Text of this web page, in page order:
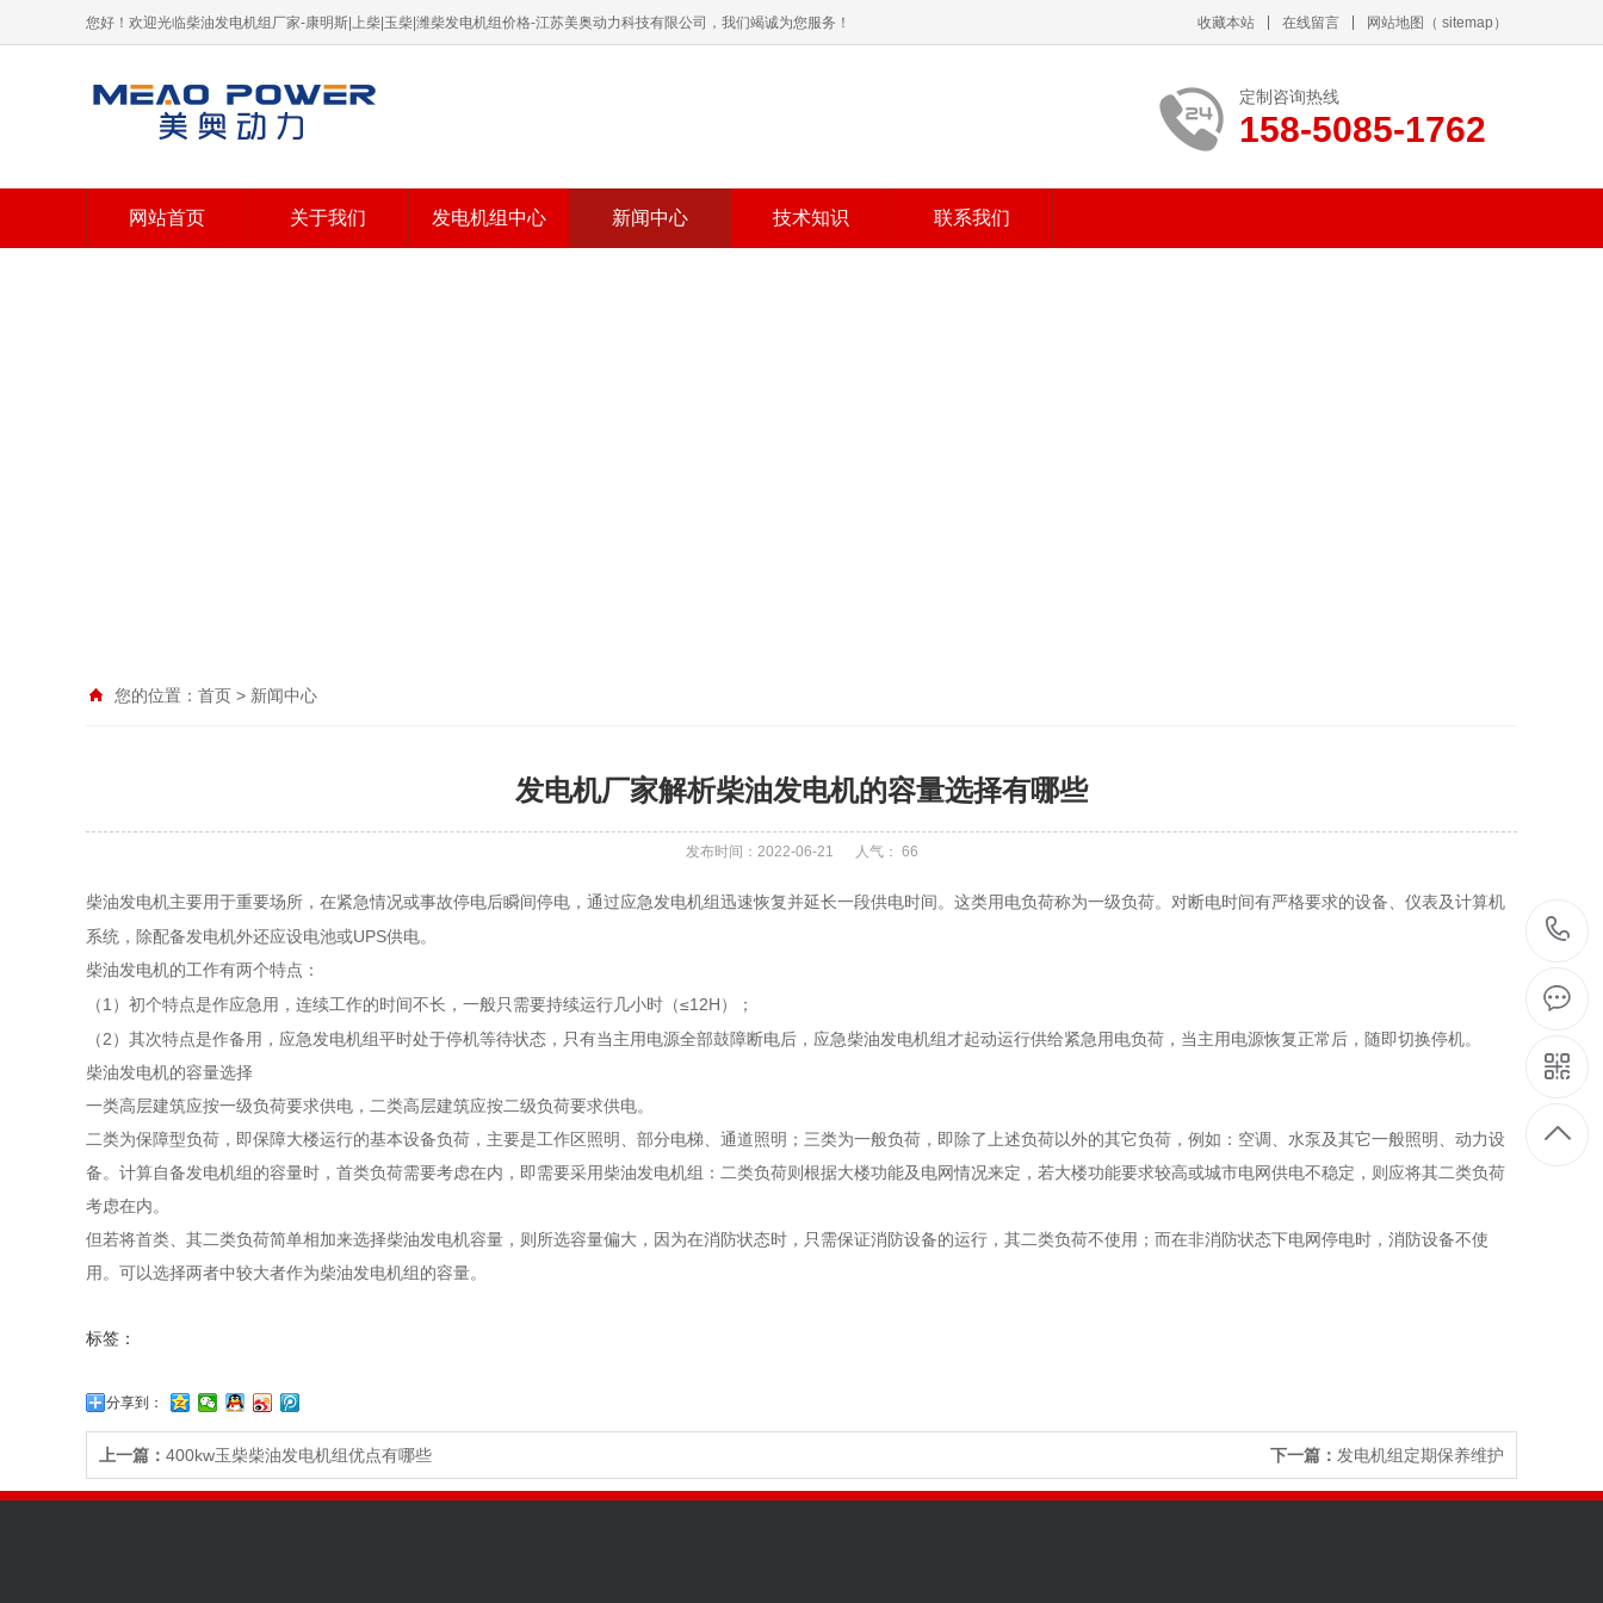
您好！欢迎光临柴油发电机组厂家-康明斯|上柴|玉柴|潍柴发电机组价格-江苏美奥动力科技有限公司，我们竭诚为您服务！ 收藏本站 在线留言 网站地图 （ sitemap ）
定制咨询热线
158-5085-1762
网站首页 关于我们 发电机组中心 新闻中心 技术知识 联系我们
您的位置： 首页 > 新闻中心
发电机厂家解析柴油发电机的容量选择有哪些
发布时间：2022-06-21 人气： 66
柴油发电机主要用于重要场所，在紧急情况或事故停电后瞬间停电，通过应急发电机组迅速恢复并延长一段供电时间。这类用电负荷称为一级负荷。对断电时间有严格要求的设备、仪表及计算机
系统，除配备发电机外还应设电池或UPS供电。
柴油发电机的工作有两个特点：
（ 1 ）初个特点是作应急用，连续工作的时间不长，一般只需要持续运行几小时（≤12H ）；
（ 2 ）其次特点是作备用，应急发电机组平时处于停机等待状态，只有当主用电源全部鼓障断电后，应急柴油发电机组才起动运行供给紧急用电负荷，当主用电源恢复正常后，随即切换停机。
柴油发电机的容量选择
一类高层建筑应按一级负荷要求供电，二类高层建筑应按二级负荷要求供电。
二类为保障型负荷，即保障大楼运行的基本设备负荷，主要是工作区照明、部分电梯、通道照明；三类为一般负荷，即除了上述负荷以外的其它负荷，例如：空调、水泵及其它一般照明、动力设
备。计算自备发电机组的容量时，首类负荷需要考虑在内，即需要采用柴油发电机组：二类负荷则根据大楼功能及电网情况来定，若大楼功能要求较高或城市电网供电不稳定，则应将其二类负荷
考虑在内。
但若将首类、其二类负荷简单相加来选择柴油发电机容量，则所选容量偏大，因为在消防状态时，只需保证消防设备的运行，其二类负荷不使用；而在非消防状态下电网停电时，消防设备不使
用。可以选择两者中较大者作为柴油发电机组的容量。
标签：
分享到：
上一篇： 400kw玉柴柴油发电机组优点有哪些 下一篇： 发电机组定期保养维护